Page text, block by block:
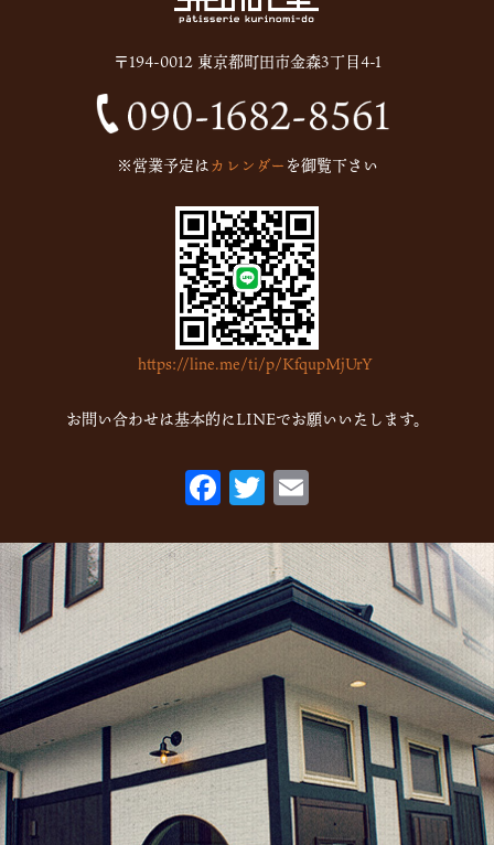
〒194-0012 東京都町田市金森3丁目4-1
※営業予定はカレンダーを御覧下さい
https://line.me/ti/p/KfqupMjUrY
お問い合わせは基本的にLINEでお願いいたします。
F
ac
eb
o
o
k
T
w
itt
er
ai
l